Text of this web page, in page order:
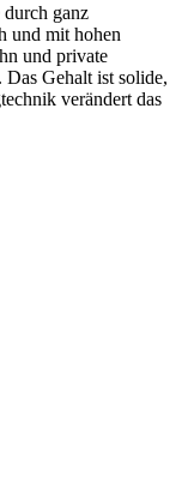
ganz
und mit hohen
und private
Gehalt ist solide,
verändert das